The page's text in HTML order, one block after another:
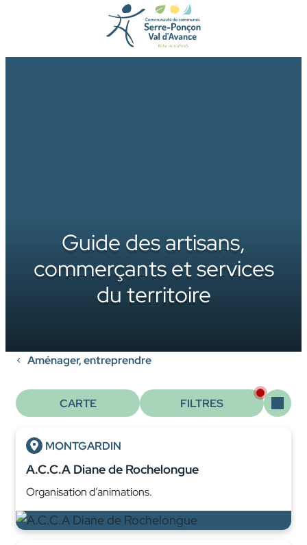
Guide des artisans,
commerçants et services
du territoire
Aménager, entreprendre
CARTE FILTRES
MONTGARDIN
A.C.C.A Diane de Rochelongue
Organisation d’animations.